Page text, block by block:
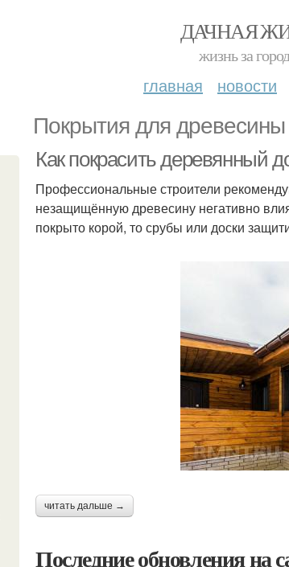
ДАЧНАЯ
жизнь за
главная новости
Покрытия для древесины
Как покрасить деревянный
Профессиональные строители
незащищённую древесину негативно
покрыто корой, то срубы или доски
читать дальше →
Последние обновления на